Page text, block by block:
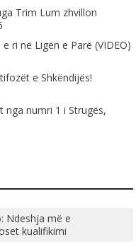
Trim Lum zhvillon
ri në Ligën e Parë (VIDEO)
e Shkëndijës!
nga numri 1 i Strugës,
Ndeshja më e
kualifikimi